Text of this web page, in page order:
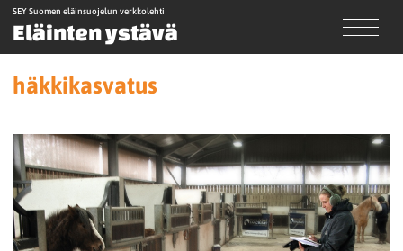
SEY Suomen eläinsuojelun verkkolehti
Eläinten ystävä
häkkikasvatus